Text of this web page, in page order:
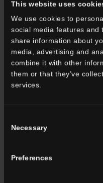
This website uses
We use cookies to
social media features and
share information about
media, advertising and
combine it with other
them or that they’ve
services.
Selection
Necessary
Preferences